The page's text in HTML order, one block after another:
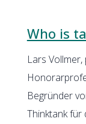
Who is
Lars
Begründer
Thinktank für